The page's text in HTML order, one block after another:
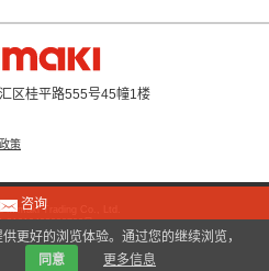
区桂平路555号45幢1楼
策
Mimaki Trading Co., Ltd.
31010402000799号
咨询
更好的浏览体验。通过您的继续浏览，
同意 更多信息